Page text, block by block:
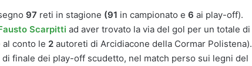
97 reti in stagione (91 in campionato e 6 ai play-off).
Scarpitti ad aver trovato la via del gol per un totale di
al conto le 2 autoreti di Arcidiacone della Cormar Polistena).
finale dei play-off scudetto, nel match perso sui legni del